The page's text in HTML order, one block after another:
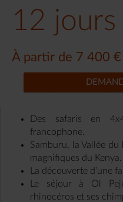
12 jours
À partir de 7 400 €
Des safaris en
francophone.
Samburu, la Vallée
magnifiques du Kenya.
La découverte d’une
Le séjour à Ol
rhinocéros et ses